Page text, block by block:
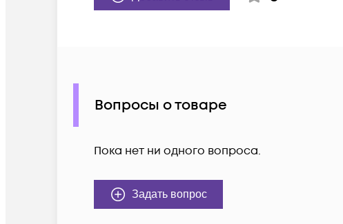
Вопросы о товаре
Пока нет ни одного вопроса.
Задать вопрос